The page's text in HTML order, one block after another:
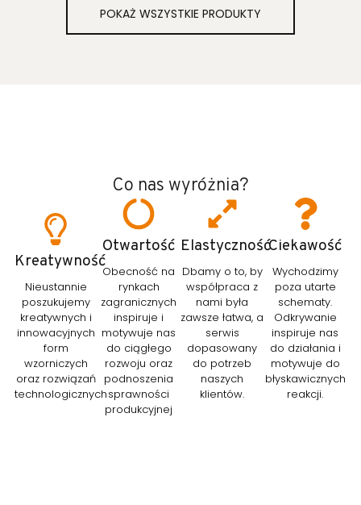
POKAŻ WSZYSTKIE PRODUKTY
Co nas wyróżnia?
Kreatywność
Nieustannie
poszukujemy
kreatywnych i
innowacyjnych
form
wzorniczych
oraz rozwiązań
technologicznych
Otwartość
Obecność na
rynkach
zagranicznych
inspiruje i
motywuje nas
do ciągłego
rozwoju oraz
podnoszenia
sprawności
produkcyjnej
Elastyczność
Dbamy o to, by
współpraca z
nami była
zawsze łatwa, a
serwis
dopasowany
do potrzeb
naszych
klientów.
Ciekawość
Wychodzimy
poza utarte
schematy.
Odkrywanie
inspiruje nas
do działania i
motywuje do
błyskawicznych
reakcji.